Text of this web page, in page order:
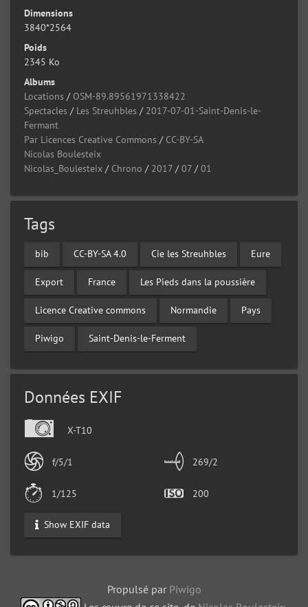
Dimensions
3840*2564
Poids
2345 Ko
Albums
Locations / OSM-89.89561971338422
Spectacles / Les Streuhbles / 2017-07-01-Saint-Denis-le-
Fermant
Par Licences Creative Commons / CC-BY-SA
Nicolas Boulesteix
Nicolas_Boulesteix / Chrono / 2017 /07 /01
Tags
bib CC-BY-SA 4.0 Cie les Streuhbles Eure
Export France Les Pieds dans la poussière
Licence Creative commons Normandie Pays
Piwigo Saint-Denis-le-Ferment
Données EXIF
X-T10
f/5/1 269/2
1/125 200
Show EXIF data
Propulsé par Piwigo